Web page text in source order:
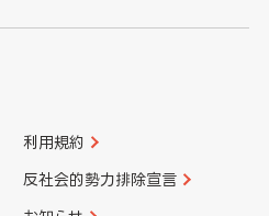
利用規約
反社会的勢力排除宣言